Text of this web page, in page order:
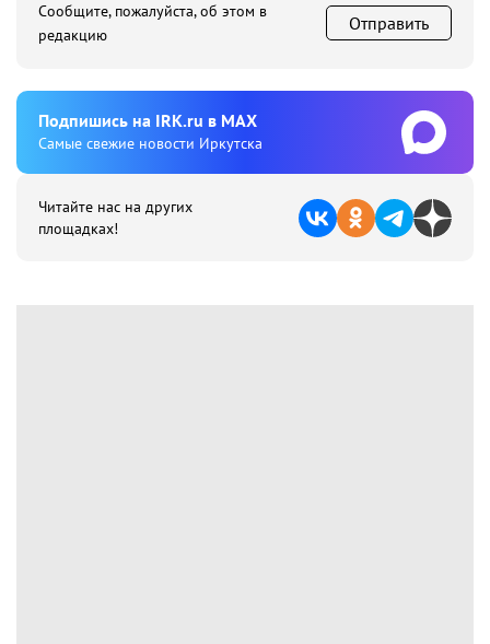
Сообщите, пожалуйста, об этом в
редакцию
Отправить
Подпишиcь на IRK.ru в MAX
Cамые свежие новости Иркутска
Читайте нас на других
площадках!